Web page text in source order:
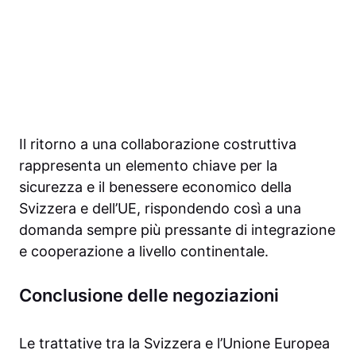
Il ritorno a una collaborazione costruttiva
rappresenta un elemento chiave per la
sicurezza e il benessere economico della
Svizzera e dell’UE, rispondendo così a una
domanda sempre più pressante di integrazione
e cooperazione a livello continentale.
Conclusione delle negoziazioni
Le trattative tra la Svizzera e l’Unione Europea